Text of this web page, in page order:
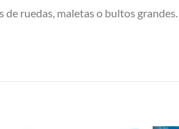
ruedas, maletas o bultos grandes.